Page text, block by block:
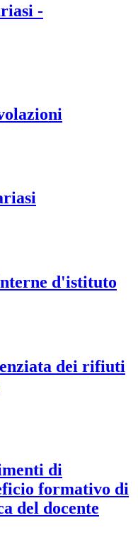
-
d'istituto
dei rifiuti
di
formativo di
del docente